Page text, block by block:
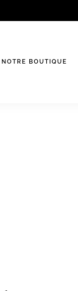
NOTRE BOUTIQUE